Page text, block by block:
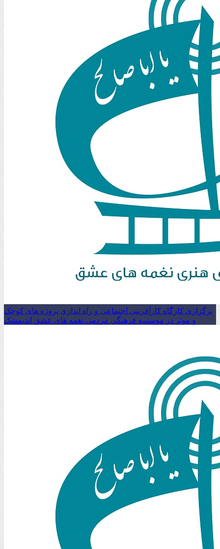
برگزاری کارگاه کارآفرینی اجتماعی و راه اندازی پروژه های کوچک
و موثر در موسسه فرهنگی مردمی نغمه های عشق اندیمشک